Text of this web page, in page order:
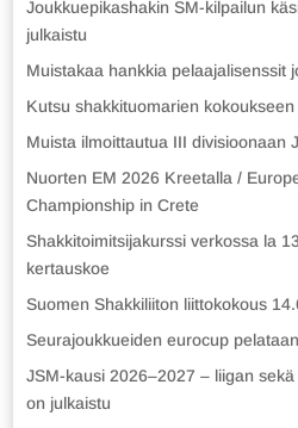
Joukkuepikashakin SM-kilpailun
julkaistu
Muistakaa hankkia pelaajalisenssit
Kutsu shakkituomarien
Muista ilmoittautua III divisioonaan
Nuorten EM 2026 Kreetalla /
Championship in Crete
Shakkitoimitsijakurssi verkossa la
kertauskoe
Suomen Shakkiliiton liittokokous
Seurajoukkueiden eurocup
JSM-kausi 2026–2027 – liigan
on julkaistu